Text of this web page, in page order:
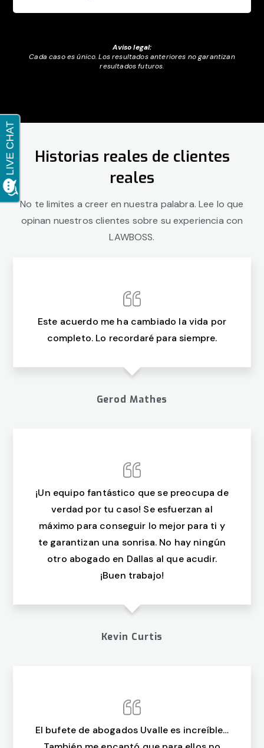
Aviso legal:
Cada caso es único. Los resultados anteriores no garantizan
resultados futuros.
Historias reales de clientes
reales
No te limites a creer en nuestra palabra. Lee lo que
opinan nuestros clientes sobre su experiencia con
LAWBOSS.
Este acuerdo me ha cambiado la vida por
completo. Lo recordaré para siempre.
Gerod Mathes
¡Un equipo fantástico que se preocupa de
verdad por tu caso! Se esfuerzan al
máximo para conseguir lo mejor para ti y
te garantizan una sonrisa. No hay ningún
otro abogado en Dallas al que acudir.
¡Buen trabajo!
Kevin Curtis
El bufete de abogados Uvalle es increíble…